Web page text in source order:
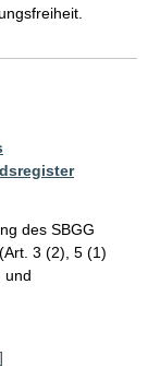
des SBGG
3 (2), 5 (1)
und